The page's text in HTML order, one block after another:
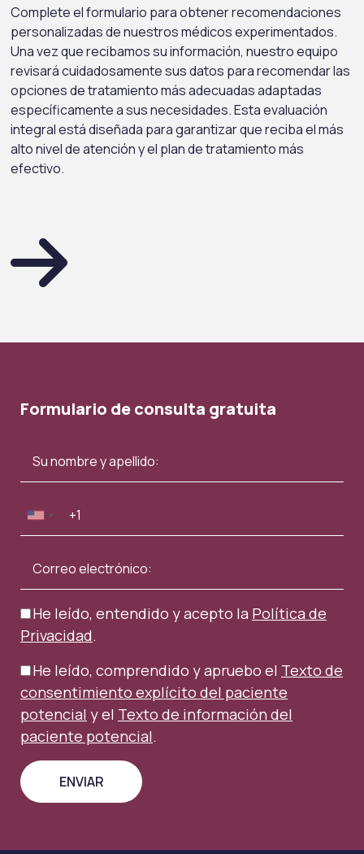
Complete el formulario para obtener recomendaciones
personalizadas de nuestros médicos experimentados.
Una vez que recibamos su información, nuestro equipo
revisará cuidadosamente sus datos para recomendar las
opciones de tratamiento más adecuadas adaptadas
específicamente a sus necesidades. Esta evaluación
integral está diseñada para garantizar que reciba el más
alto nivel de atención y el plan de tratamiento más
efectivo.
Formulario de consulta gratuita
He leído, entendido y acepto la Política de
Privacidad.
He leído, comprendido y apruebo el Texto de
consentimiento explícito del paciente
potencial y el Texto de información del
paciente potencial.